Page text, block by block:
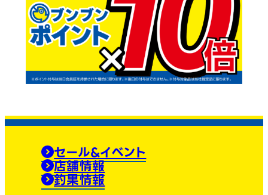
セール&イベント
店舗情報
釣果情報